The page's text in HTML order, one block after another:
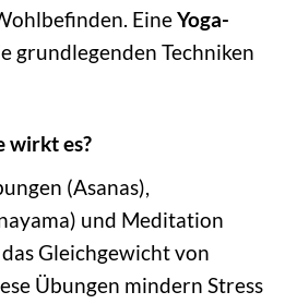
EineYoga-
grundlegenden Techniken
wirkt es?
(Asanas),
und Meditation
Gleichgewicht von
Übungen mindern Stress